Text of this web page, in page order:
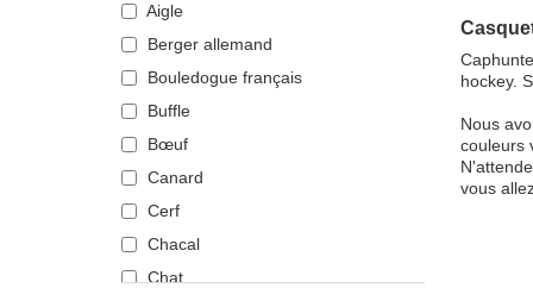
Aigle
Berger allemand
Bouledogue français
Buffle
Bœuf
Canard
Cerf
Chacal
Chat
hockey.
Nous
couleurs
vous